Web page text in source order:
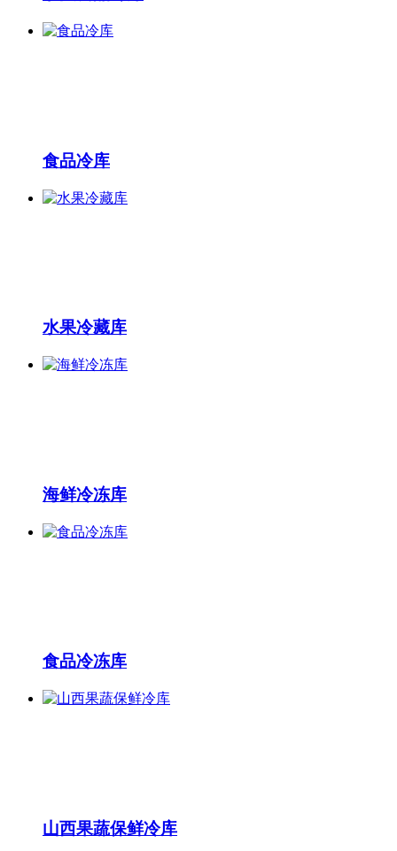
食品冷库
水果冷藏库
海鲜冷冻库
食品冷冻库
山西果蔬保鲜冷库